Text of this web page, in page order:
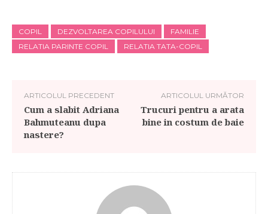
COPIL DEZVOLTAREA COPILULUI
FAMILIE
RELATIA PARINTE COPIL
RELATIA TATA-COPIL
ARTICOLUL PRECEDENT
Cum a slabit Adriana
Bahmuteanu dupa
nastere?
ARTICOLUL URMĂTOR
Trucuri pentru a arata
bine in costum de baie